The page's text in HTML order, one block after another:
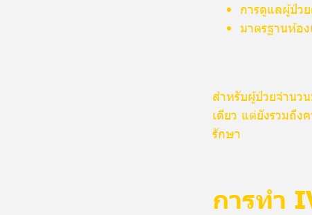
การดูแลผู้ป่ว
มาตรฐานห้อ
สำหรับผู้ป่วยจำนว
เดียว แต่ยังรวมถึง
รักษา
การทำ